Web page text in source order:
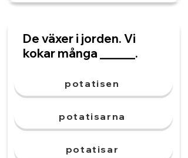
De växer i jorden. Vi
kokar många ______.
potatisen
potatisarna
potatisar